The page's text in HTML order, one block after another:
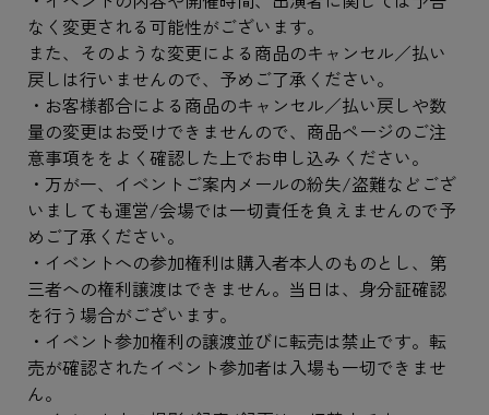
なく変更される可能性がございます。
また、そのような変更による商品のキャンセル／払い
戻しは行いませんので、予めご了承ください。
・お客様都合による商品のキャンセル／払い戻しや数
量の変更はお受けできませんので、商品ページのご注
意事項ををよく確認した上でお申し込みください。
・万が一、イベントご案内メールの紛失/盗難などござ
いましても運営/会場では一切責任を負えませんので予
めご了承ください。
・イベントへの参加権利は購入者本人のものとし、第
三者への権利譲渡はできません。当日は、身分証確認
を行う場合がございます。
・イベント参加権利の譲渡並びに転売は禁止です。転
売が確認されたイベント参加者は入場も一切できませ
ん。